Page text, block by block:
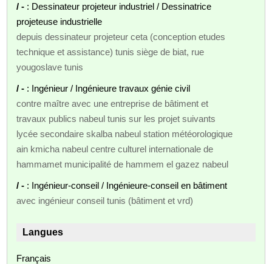
/ - : Dessinateur projeteur industriel / Dessinatrice
projeteuse industrielle
depuis dessinateur projeteur ceta (conception etudes
technique et assistance) tunis siège de biat, rue
yougoslave tunis
/ - : Ingénieur / Ingénieure travaux génie civil
contre maître avec une entreprise de bâtiment et
travaux publics nabeul tunis sur les projet suivants
lycée secondaire skalba nabeul station météorologique
ain kmicha nabeul centre culturel internationale de
hammamet municipalité de hammem el gazez nabeul
/ - : Ingénieur-conseil / Ingénieure-conseil en bâtiment
avec ingénieur conseil tunis (bâtiment et vrd)
Langues
Français